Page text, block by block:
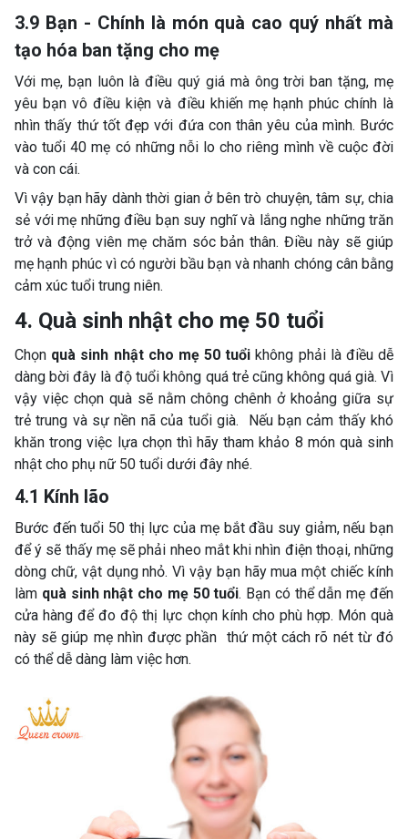
3.9 Bạn - Chính là món quà cao quý nhất mà
tạo hóa ban tặng cho mẹ
Với mẹ, bạn luôn là điều quý giá mà ông trời ban tặng, mẹ
yêu bạn vô điều kiện và điều khiến mẹ hạnh phúc chính là
nhìn thấy thứ tốt đẹp với đứa con thân yêu của mình. Bước
vào tuổi 40 mẹ có những nỗi lo cho riêng mình về cuộc đời
và con cái.
Vì vậy bạn hãy dành thời gian ở bên trò chuyện, tâm sự, chia
sẻ với mẹ những điều bạn suy nghĩ và lắng nghe những trăn
trở và động viên mẹ chăm sóc bản thân. Điều này sẽ giúp
mẹ hạnh phúc vì có người bầu bạn và nhanh chóng cân bằng
cảm xúc tuổi trung niên.
4. Quà sinh nhật cho mẹ 50 tuổi
Chọn quà sinh nhật cho mẹ 50 tuổi không phải là điều dễ
dàng bời đây là độ tuổi không quá trẻ cũng không quá già. Vì
vậy việc chọn quà sẽ nằm chông chênh ở khoảng giữa sự
trẻ trung và sự nền nã của tuổi già. Nếu bạn cảm thấy khó
khăn trong việc lựa chọn thì hãy tham khảo 8 món quà sinh
nhật cho phụ nữ 50 tuổi dưới đây nhé.
4.1 Kính lão
Bước đến tuổi 50 thị lực của mẹ bắt đầu suy giảm, nếu bạn
để ý sẽ thấy mẹ sẽ phải nheo mắt khi nhìn điện thoại, những
dòng chữ, vật dụng nhỏ. Vì vậy bạn hãy mua một chiếc kính
làm quà sinh nhật cho mẹ 50 tuổi. Bạn có thể dẫn mẹ đến
cửa hàng để đo độ thị lực chọn kính cho phù hợp. Món quà
này sẽ giúp mẹ nhìn được phần thứ một cách rõ nét từ đó
có thể dễ dàng làm việc hơn.